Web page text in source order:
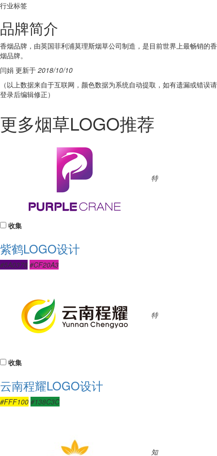
行业标签
品牌简介
香烟品牌，由英国菲利浦莫理斯烟草公司制造，是目前世界上最畅销的香
烟品牌。
闫娟 更新于 2018/10/10
（以上数据来自于互联网，颜色数据为系统自动提取，如有遗漏或错误请
登录后编辑修正）
更多烟草LOGO推荐
特
收集
紫鹤LOGO设计
#5A0378 #CF20A3
特
收集
云南程耀LOGO设计
#FFF100 #138C3C
知